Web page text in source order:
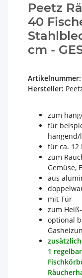
Peetz
40
cm -
Artikelnummer:
Hersteller:
zum
für
hängend/
für ca. 12
zum
Gemüse,
aus
mit Tür
zum
optional
1